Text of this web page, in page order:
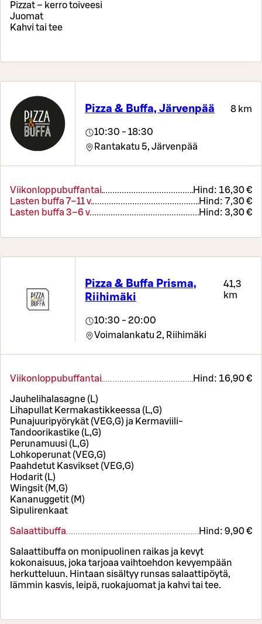
Pizzat – kerro toiveesi
Juomat
Kahvi tai tee
Pizza & Buffa, Järvenpää 8 km
10:30 - 18:30
Rantakatu 5, Järvenpää
Viikonloppubuffantai Hind: 16,30 €
Lasten buffa 7–11 v
Hind: 7,30 €
Lasten buffa 3–6 v
Hind: 3,30 €
Pizza & Buffa Prisma,
Riihimäki
41,3
km
10:30 - 20:00
Voimalankatu 2, Riihimäki
Viikonloppubuffantai Hind: 16,90 €
Jauhelihalasagne (L)
Lihapullat Kermakastikkeessa (L,G)
Punajuuripyörykät (VEG,G) ja Kermaviili-
Tandoorikastike (L,G)
Perunamuusi (L,G)
Lohkoperunat (VEG,G)
Paahdetut Kasvikset (VEG,G)
Hodarit (L)
Wingsit (M,G)
Kananuggetit (M)
Sipulirenkaat
Salaattibuffa Hind: 9,90 €
Salaattibuffa on monipuolinen raikas ja kevyt
kokonaisuus, joka tarjoaa vaihtoehdon kevyempään
herkutteluun. Hintaan sisältyy runsas salaattipöytä,
lämmin kasvis, leipä, ruokajuomat ja kahvi tai tee.